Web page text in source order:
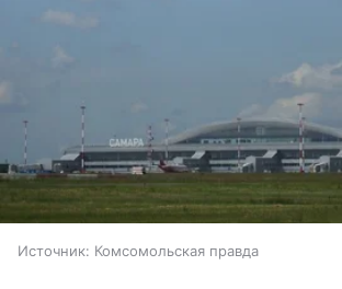
Источник: Комсомольская правда